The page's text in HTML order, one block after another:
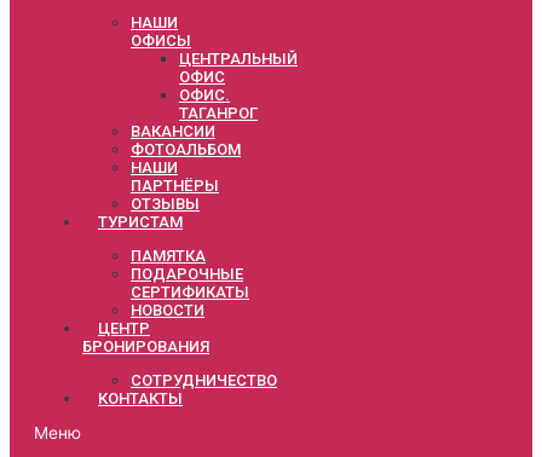
НАШИ
ОФИСЫ
ЦЕНТРАЛЬНЫЙ
ОФИС
ОФИС.
ТАГАНРОГ
ВАКАНСИИ
ФОТОАЛЬБОМ
НАШИ
ПАРТНЁРЫ
ОТЗЫВЫ
ТУРИСТАМ
ПАМЯТКА
ПОДАРОЧНЫЕ
СЕРТИФИКАТЫ
НОВОСТИ
ЦЕНТР
БРОНИРОВАНИЯ
СОТРУДНИЧЕСТВО
КОНТАКТЫ
Меню